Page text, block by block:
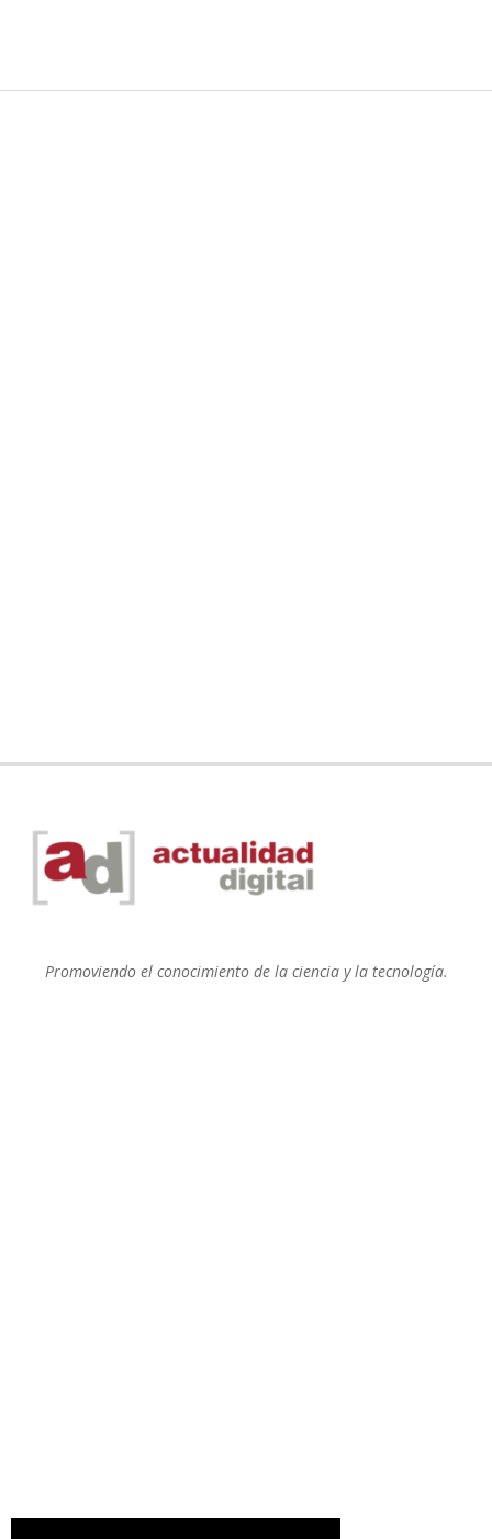
Promoviendo el conocimiento de la ciencia y la tecnología.